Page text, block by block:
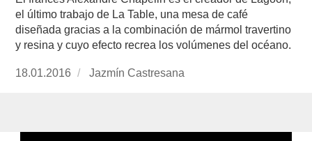
el último trabajo de La Table, una mesa de café
diseñada gracias a la combinación de mármol travertino
y resina y cuyo efecto recrea los volúmenes del océano.
Publicado
18.01.2016
https://www.experimenta.es/author/jazmin-
Jazmín Castresana